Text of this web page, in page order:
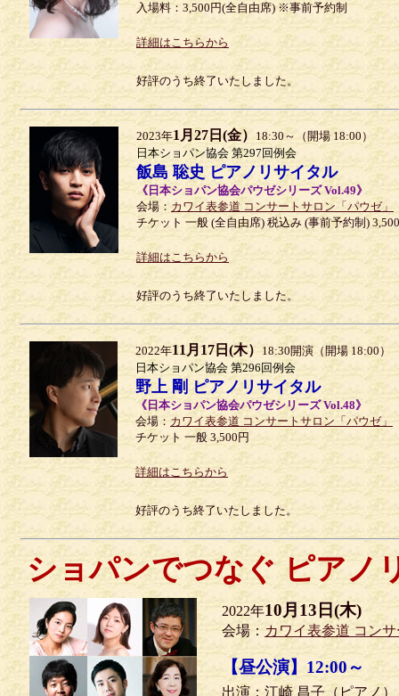
入場料：3,500円(全自由席) ※事前予約制
詳細はこちらから
好評のうち終了いたしました。
2023年1月27日(金）
18:30～（開場 18:00）
日本ショパン協会 第297回例会
飯島 聡史 ピアノリサイタル
《日本ショパン協会パウゼシリーズ Vol.49》
会場： カワイ表参道 コンサートサロン「パウゼ」
チケット 一般 (全自由席) 税込み (事前予約制)
詳細はこちらから
好評のうち終了いたしました。
2022年11月17日(木）
18:30開演（開場 18:00）
日本ショパン協会 第296回例会
野上 剛 ピアノリサイタル
《日本ショパン協会パウゼシリーズ Vol.48》
会場： カワイ表参道 コンサートサロン「パウゼ」
チケット 一般 3,500円
詳細はこちらから
好評のうち終了いたしました。
ショパンでつなぐ ピアノ
2022年10月13日(木)
会場： カワイ表参道 コン
【昼公演】12:00～
出演：江崎 昌子（ピアノ